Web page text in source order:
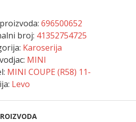
696500652
broj: 41352754725
Karoserija
MINI
MINI COUPE (R58) 11-
Levo